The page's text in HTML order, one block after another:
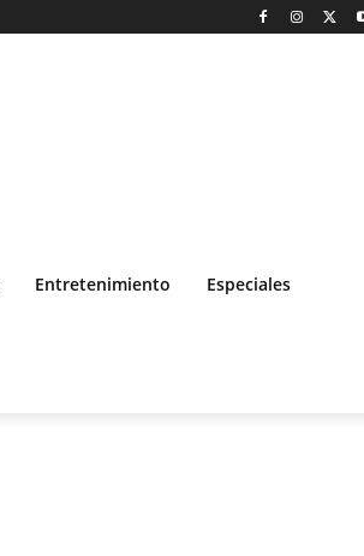
Entretenimiento Especiales